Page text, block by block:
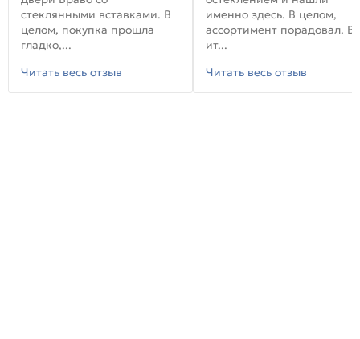
стеклянными вставками. В
целом, покупка прошла
гладко,...
Читать весь отзыв
именно здесь. В целом,
ассортимент порадовал. В
ит...
Читать весь отзыв